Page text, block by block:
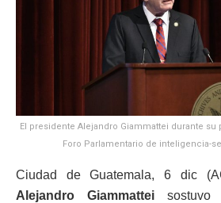
El presidente Alejandro Giammattei durante
Foro Parlamentario de inteligencia-
Ciudad de Guatemala, 6 dic
Alejandro Giammatteisostuvo